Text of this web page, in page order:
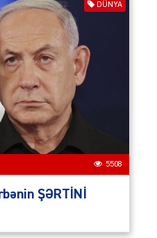
DÜNYA
5508
ŞƏRTİNİ